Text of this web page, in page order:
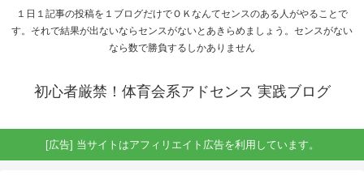
１日１記事の投稿を１ブログだけでＯＫなんてセンスのある人がやることで
す。それで結果が出ないならセンスがないとあきらめましょう。センスがない
なら数で勝負するしかありません
初心者厳禁！体育会系アドセンス 実践ブログ
[広告] 当サイトはアフィリエイト広告を利用しています。